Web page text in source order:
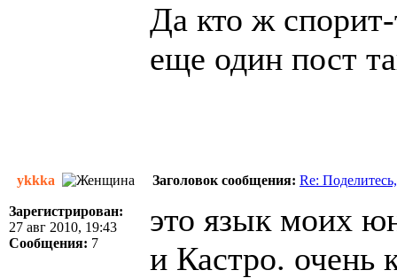
Да кто ж
еще один пост
ykkka Заголовок сообщения: Re:
Зарегистрирован:
27 авг 2010, 19:43
Сообщения: 7
это язык моих
и Кастро. очень